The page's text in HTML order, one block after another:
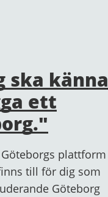
känna
ett
plattform
till för dig som
Göteborg